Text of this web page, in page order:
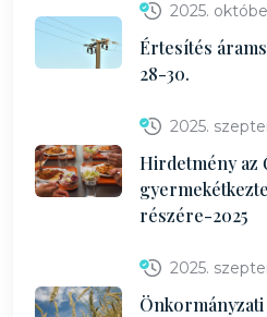
2025.
Értesítés
28-30.
2025.
Hirdetmény az
részére-2025
2025.